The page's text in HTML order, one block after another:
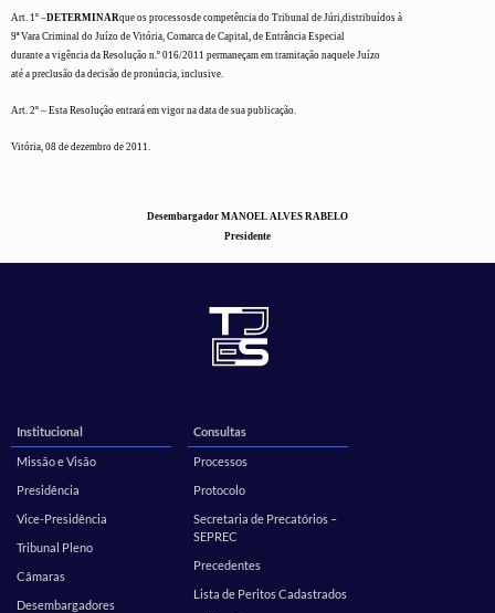
Art. 1º –DETERMINARque os processosde competência do Tribunal de Júri,distribuídos à
9ª Vara Criminal do Juízo de Vitória, Comarca de Capital, de Entrância Especial
durante a vigência da Resolução n.º 016/2011 permaneçam em tramitação naquele Juízo
até a preclusão da decisão de pronúncia, inclusive.
Art. 2º – Esta Resolução entrará em vigor na data de sua publicação.
Vitória, 08 de dezembro de 2011.
Desembargador MANOEL ALVES RABELO
Presidente
Institucional
Missão e Visão
Presidência
Vice-Presidência
Tribunal Pleno
Câmaras
Desembargadores
Consultas
Processos
Protocolo
Secretaria de Precatórios –
SEPREC
Precedentes
Lista de Peritos Cadastrados